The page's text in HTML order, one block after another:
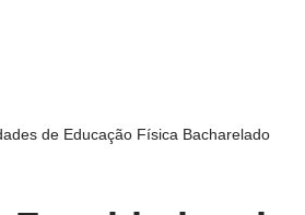
de Educação Física Bacharelado